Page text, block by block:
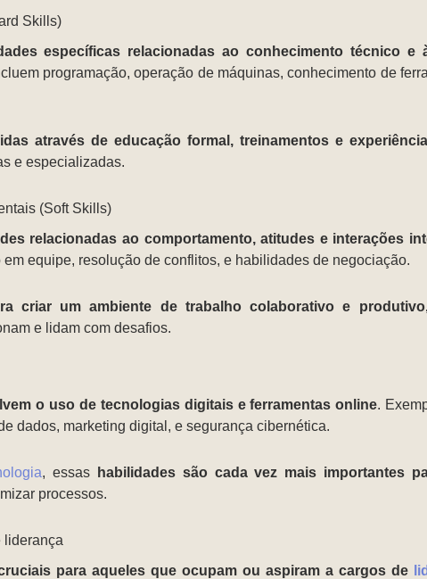
Skills)
específicas relacionadas ao conhecimento técnico e
programação, operação de máquinas, conhecimento de
através de educação formal, treinamentos e
e especializadas.
(Soft Skills)
relacionadas ao comportamento, atitudes e interações
equipe, resolução de conflitos, e habilidades de negociação.
criar um ambiente de trabalho colaborativo e
e lidam com desafios.
o uso de tecnologias digitais e ferramentas online.
dados, marketing digital, e segurança cibernética.
, essas
habilidades são cada vez mais importantes
processos.
liderança
para aqueles que ocupam ou aspiram a cargos de